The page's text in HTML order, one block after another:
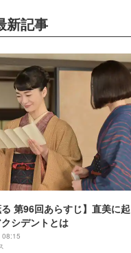
新記事
る 第96回あらすじ】直美に起
シデントとは